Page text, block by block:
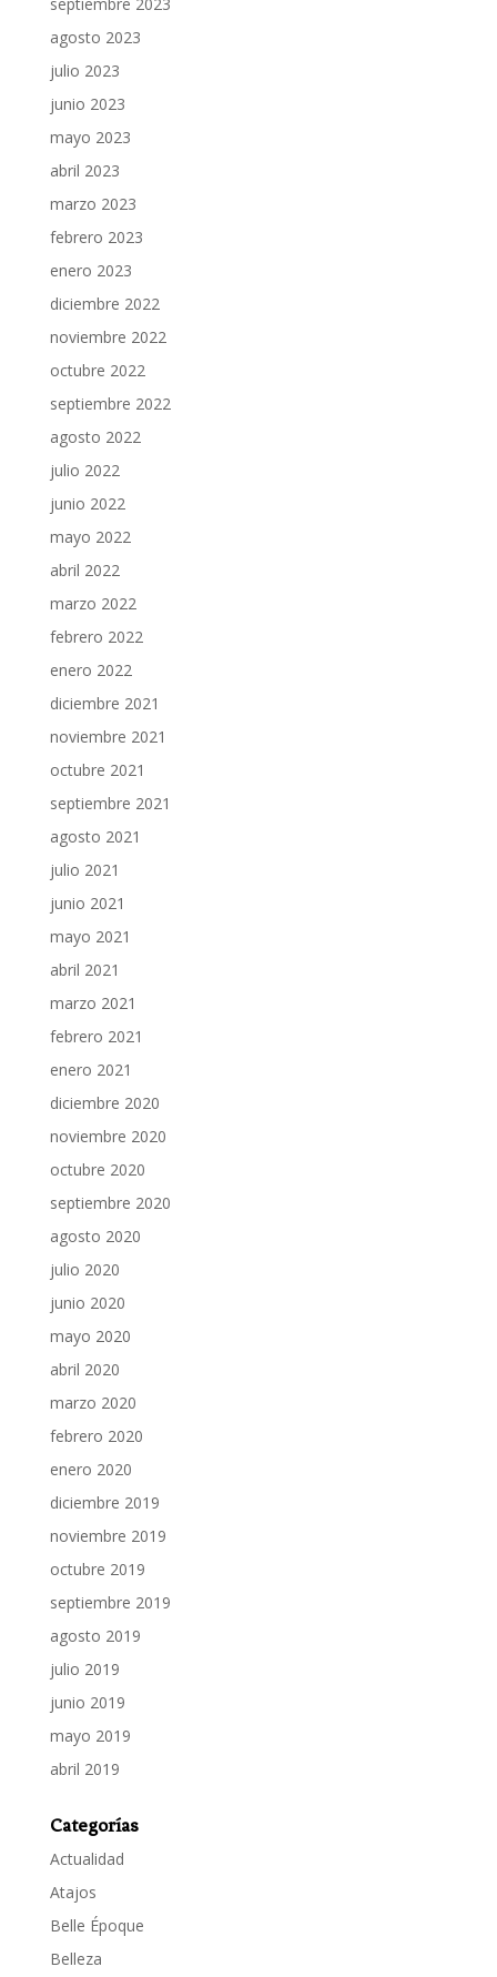
agosto 2023
julio 2023
junio 2023
mayo 2023
abril 2023
marzo 2023
febrero 2023
enero 2023
diciembre 2022
noviembre 2022
octubre 2022
septiembre 2022
agosto 2022
julio 2022
junio 2022
mayo 2022
abril 2022
marzo 2022
febrero 2022
enero 2022
diciembre 2021
noviembre 2021
octubre 2021
septiembre 2021
agosto 2021
julio 2021
junio 2021
mayo 2021
abril 2021
marzo 2021
febrero 2021
enero 2021
diciembre 2020
noviembre 2020
octubre 2020
septiembre 2020
agosto 2020
julio 2020
junio 2020
mayo 2020
abril 2020
marzo 2020
febrero 2020
enero 2020
diciembre 2019
noviembre 2019
octubre 2019
septiembre 2019
agosto 2019
julio 2019
junio 2019
mayo 2019
abril 2019
Categorías
Actualidad
Atajos
Belle Époque
Belleza